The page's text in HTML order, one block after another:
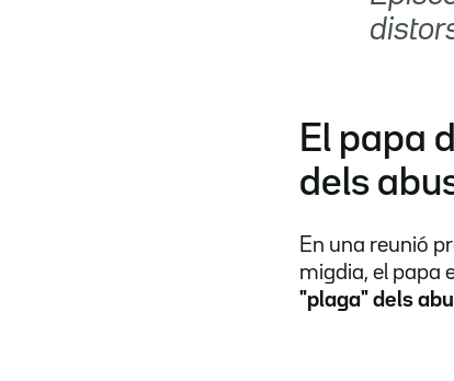
El papa
dels
En una reunió
migdia, el papa
"plaga" dels